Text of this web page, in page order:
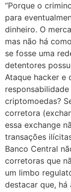
“Porque o
para
dinheiro. O
mas não há
se fosse uma
detentores
Ataque hacker e
criptomoedas?
corretora
essa exchange
transações
Banco Central
corretoras que
um limbo
destacar que, há